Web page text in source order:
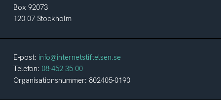
Box 92073
120 07 Stockholm
E-post: info@internetstiftelsen.se
Telefon: 08-452 35 00
Organisationsnummer: 802405-0190